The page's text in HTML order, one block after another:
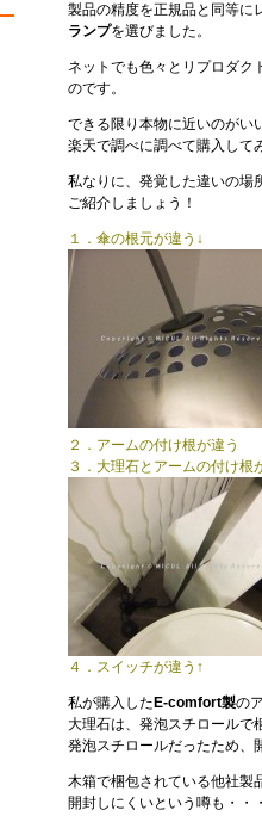
製品の精度を正規品と同等に
ランプを選びました。
ネットでも色々とリプロダク
のです。
できる限り本物に近いのがい
楽天で調べに調べて購入して
私なりに、発覚した違いの場
ご紹介しましょう！
１．傘の根元が違う↓
２．アームの付
３．大理石とアームの付け
４．スイッチが違う↑
私が購入した E-comfort製の
大理石は、発泡スチロールで
発泡スチロールだったため、
木箱で梱包されている他社製
開封しにくいという噂も・・